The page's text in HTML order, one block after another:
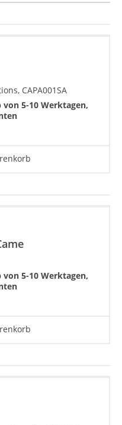
CAPA001SA
5-10 Werktagen,
5-10 Werktagen,